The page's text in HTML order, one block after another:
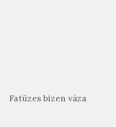
Fatüzes bizen váza